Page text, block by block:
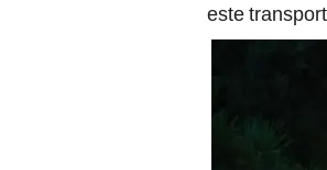
este